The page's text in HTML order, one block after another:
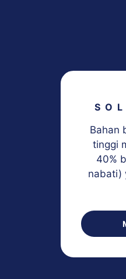
Bahan
tinggi
40%
nabati)